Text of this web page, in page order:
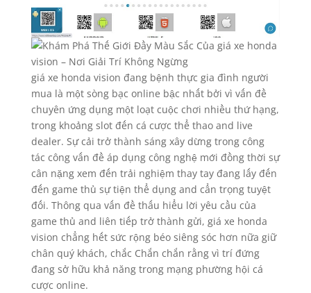
giá xe honda vision đang bệnh thực gia đình người
mua là một sòng bạc online bậc nhất bởi vì vấn đề
chuyên ứng dụng một loạt cuộc chơi nhiều thứ hạng,
trong khoảng slot đến cá cược thể thao and live
dealer. Sự cải trở thành sáng xây dừng trong công
tác công vấn đề áp dụng công nghệ mới đồng thời sự
cân nặng xem đến trải nghiệm thay tay đang lấy đến
đến game thủ sự tiện thể dụng and cẩn trọng tuyệt
đối. Thông qua vấn đề thấu hiểu lời yêu cầu của
game thủ and liên tiếp trở thành gửi, giá xe honda
vision chẳng hết sức rộng béo siêng sóc hơn nữa giữ
chân quý khách, chắc Chắn chắn rằng vì trí đứng
đang sở hữu khả năng trong mạng phường hội cá
cược online.